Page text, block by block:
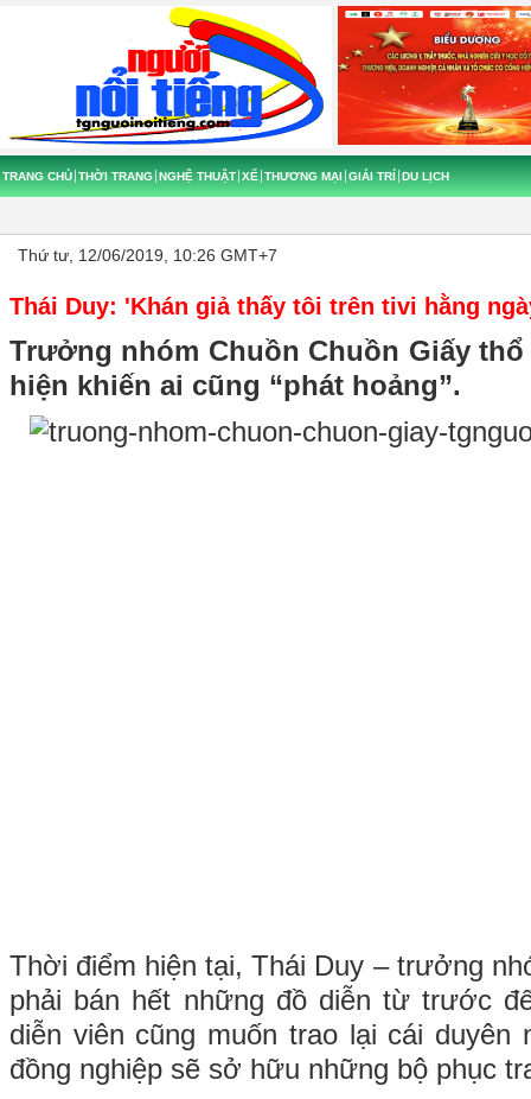
TRANG CHỦ THỜI TRANG NGHỆ THUẬT XẾ THƯƠNG MẠI GIẢI TRÍ DU LỊCH
Thứ tư, 12/06/2019, 10:26 GMT+7
Thái Duy: 'Khán giả thấy tôi trên tivi hằng
Trưởng nhóm Chuồn Chuồn Giấy
hiện khiến ai cũng “phát hoảng”.
Thời điểm hiện tại, Thái Duy – trưởng
phải bán hết những đồ diễn từ trước
diễn viên cũng muốn trao lại cái duyên
đồng nghiệp sẽ sở hữu những bộ phục